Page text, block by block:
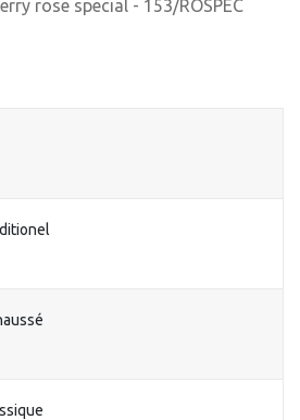
rose special - 153/ROSPEC